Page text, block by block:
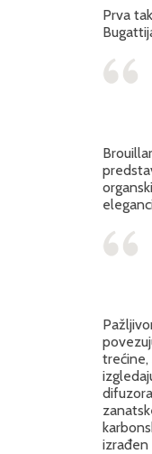
Prva
trećine,
izrađen